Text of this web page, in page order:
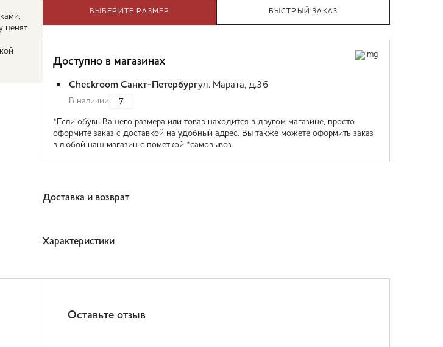
ценят
ВЫБЕРИТЕ РАЗМЕР БЫСТРЫЙ ЗАКАЗ
Доступно в магазинах
Checkroom Санкт-Петербургул. Марата, д.36
В наличии 7
*Если обувь Вашего размера или товар находится в другом магазине, просто
оформите заказ с доставкой на удобный адрес. Вы также можете оформить заказ
в любой наш магазин с пометкой *самовывоз.
Доставка и возврат
Характеристики
Оставьте отзыв